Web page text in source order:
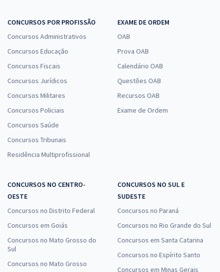
CONCURSOS POR PROFISSÃO
Concursos Administrativos
Concursos Educação
Concursos Fiscais
Concursos Jurídicos
Concursos Militares
Concursos Policiais
Concursos Saúde
Concursos Tribunais
Residência Multiprofissional
EXAME DE ORDEM
OAB
Prova OAB
Calendário OAB
Questões OAB
Recursos OAB
Exame de Ordem
CONCURSOS NO CENTRO-
OESTE
Concursos no Distrito Federal
Concursos em Goiás
Concursos no Mato Grosso do
Sul
Concursos no Mato Grosso
CONCURSOS NO SUL E
SUDESTE
Concursos no Paraná
Concursos no Rio Grande do Sul
Concursos em Santa Catarina
Concursos no Espírito Santo
Concursos em Minas Gerais